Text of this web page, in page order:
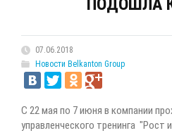
ПОДОШЛА
07.06.2018
Новости Belkanton Group
С 22 мая по 7 июня в компании
управленческого тренинга "Рост